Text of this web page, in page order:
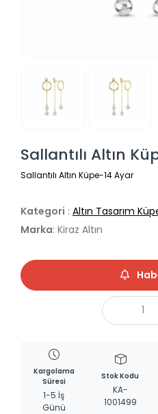
Sallantılı Altın
Sallantılı Altın Küpe-14 Ayar
Kategori : Altın Tasarım
Marka: Kiraz Altın
Kargolama
Süresi
1-5 İş
Günü
Stok Kodu
KA-
1001499